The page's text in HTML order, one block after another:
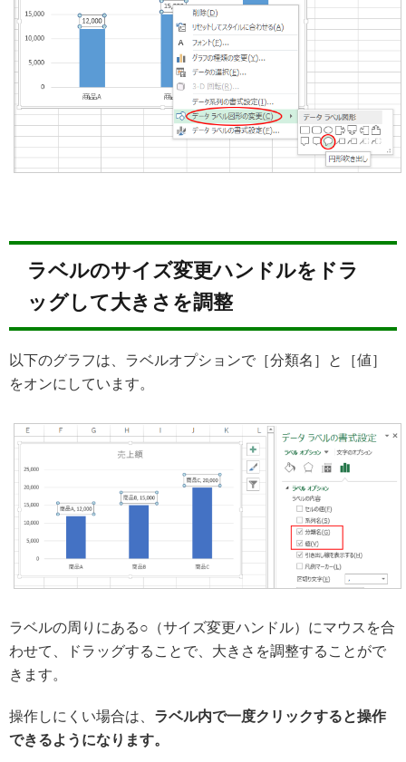
ラベルのサイズ変更ハンドルをドラ
ッグして大きさを調整
以下のグラフは、ラベルオプションで［分類名］と［値］
をオンにしています。
ラベルの周りにある○（サイズ変更ハンドル）にマウスを合
わせて、ドラッグすることで、大きさを調整することがで
きます。
操作しにくい場合は、 ラベル内で一度クリックすると操作
できるようになります。